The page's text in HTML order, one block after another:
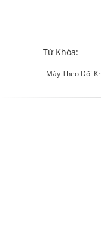
Từ Khóa:
Máy Theo Dõi